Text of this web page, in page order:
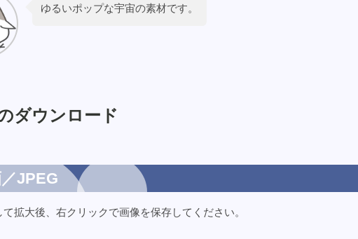
ゆるいポップな宇宙の素材です。
ダウンロード
JPEG
拡大後、右クリックで画像を保存してください。